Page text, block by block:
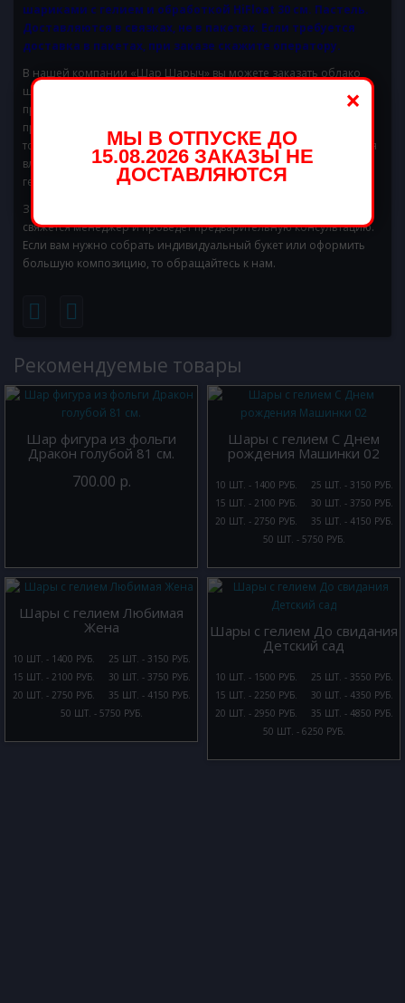
шариками с гелием и обработкой HiFloat 30 см. Пастель.
Доставляются в связках, не в пакетах. Если требуется
доставка в пакетах, при заказе скажите оператору.
В нашей компании «Шар Шарыч» вы можете заказать облако
шаров С Днем Рождения с доставкой. В нашем каталоге
представлен широкий ассортимент товаров для любого
праздника. Есть нежные воздушные шары для свадебного
торжества, ассорти для дня рождения, шары в форме сердца для
влюбленных пар. Продукция проходит обработку специальным
гелем, поэтому способны радовать несколько дней.
Заказ осуществляется прямо на сайте или по телефону. С вами
свяжется менеджер и проведет предварительную консультацию.
Если вам нужно собрать индивидуальный букет или оформить
большую композицию, то обращайтесь к нам.
Рекомендуемые товары
Шар фигура из фольги
Дракон голубой 81 см.
700.00 р.
Шары с гелием С Днем
рождения Машинки 02
10 ШТ. - 1400 РУБ.
15 ШТ. - 2100 РУБ.
20 ШТ. - 2750 РУБ.
25 ШТ. - 3150 РУБ.
30 ШТ. - 3750 РУБ.
35 ШТ. - 4150 РУБ.
50 ШТ. - 5750 РУБ.
Шары с гелием Любимая
Жена
10 ШТ. - 1400 РУБ.
15 ШТ. - 2100 РУБ.
20 ШТ. - 2750 РУБ.
25 ШТ. - 3150 РУБ.
30 ШТ. - 3750 РУБ.
35 ШТ. - 4150 РУБ.
50 ШТ. - 5750 РУБ.
Шары с гелием До свидания
Детский сад
10 ШТ. - 1500 РУБ.
15 ШТ. - 2250 РУБ.
20 ШТ. - 2950 РУБ.
25 ШТ. - 3550 РУБ.
30 ШТ. - 4350 РУБ.
35 ШТ. - 4850 РУБ.
50 ШТ. - 6250 РУБ.
×
МЫ В ОТПУСКЕ ДО
15.08.2026 ЗАКАЗЫ НЕ
ДОСТАВЛЯЮТСЯ